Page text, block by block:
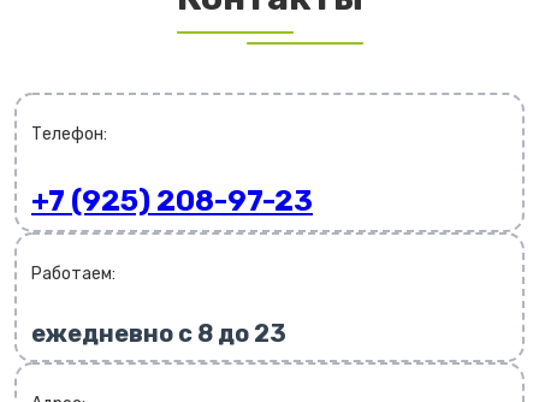
Телефон:
+7 (925) 208-97-23
Работаем:
ежедневно с 8 до 23